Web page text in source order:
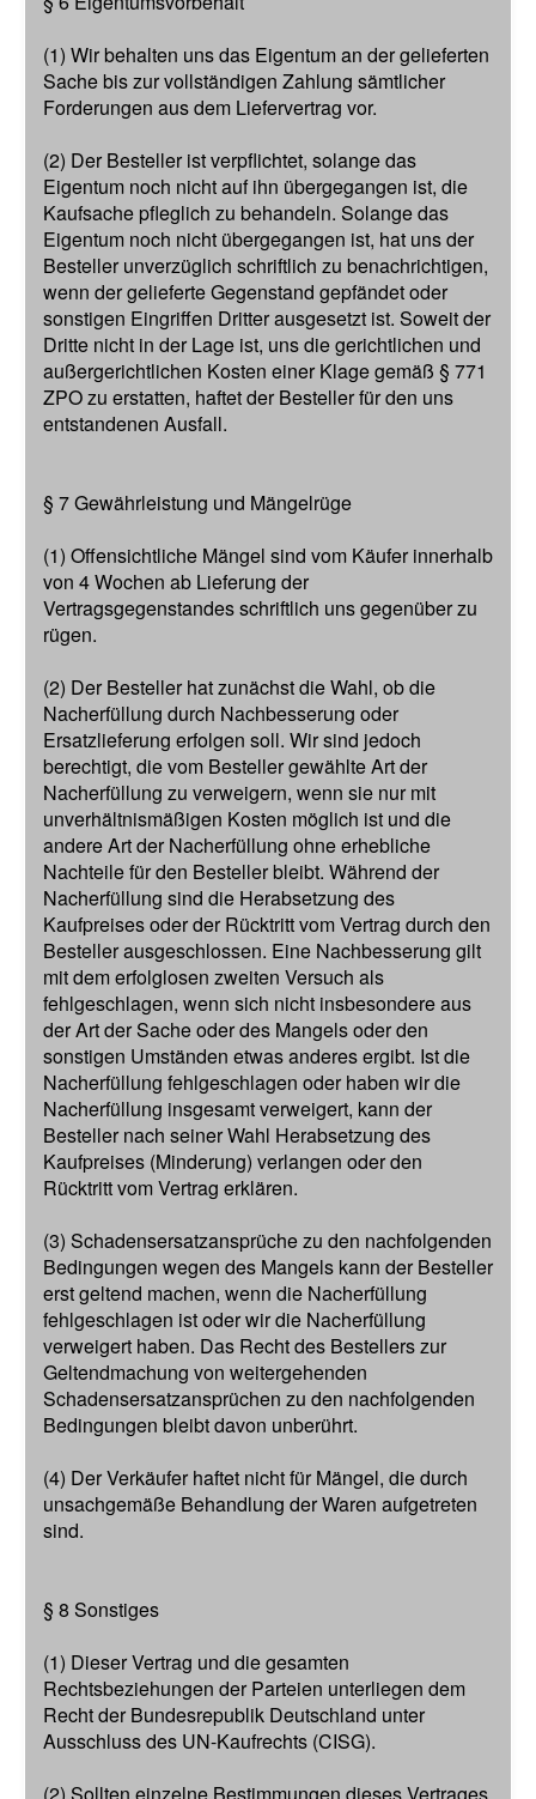
(1) Wir behalten uns das Eigentum an der gelieferten
Sache bis zur vollständigen Zahlung sämtlicher
Forderungen aus dem Liefervertrag vor.
(2) Der Besteller ist verpflichtet, solange das
Eigentum noch nicht auf ihn übergegangen ist, die
Kaufsache pfleglich zu behandeln. Solange das
Eigentum noch nicht übergegangen ist, hat uns der
Besteller unverzüglich schriftlich zu benachrichtigen,
wenn der gelieferte Gegenstand gepfändet oder
sonstigen Eingriffen Dritter ausgesetzt ist. Soweit der
Dritte nicht in der Lage ist, uns die gerichtlichen und
außergerichtlichen Kosten einer Klage gemäß § 771
ZPO zu erstatten, haftet der Besteller für den uns
entstandenen Ausfall.
§ 7 Gewährleistung und Mängelrüge
(1) Offensichtliche Mängel sind vom Käufer innerhalb
von 4 Wochen ab Lieferung der
Vertragsgegenstandes schriftlich uns gegenüber zu
rügen.
(2) Der Besteller hat zunächst die Wahl, ob die
Nacherfüllung durch Nachbesserung oder
Ersatzlieferung erfolgen soll. Wir sind jedoch
berechtigt, die vom Besteller gewählte Art der
Nacherfüllung zu verweigern, wenn sie nur mit
unverhältnismäßigen Kosten möglich ist und die
andere Art der Nacherfüllung ohne erhebliche
Nachteile für den Besteller bleibt. Während der
Nacherfüllung sind die Herabsetzung des
Kaufpreises oder der Rücktritt vom Vertrag durch den
Besteller ausgeschlossen. Eine Nachbesserung gilt
mit dem erfolglosen zweiten Versuch als
fehlgeschlagen, wenn sich nicht insbesondere aus
der Art der Sache oder des Mangels oder den
sonstigen Umständen etwas anderes ergibt. Ist die
Nacherfüllung fehlgeschlagen oder haben wir die
Nacherfüllung insgesamt verweigert, kann der
Besteller nach seiner Wahl Herabsetzung des
Kaufpreises (Minderung) verlangen oder den
Rücktritt vom Vertrag erklären.
(3) Schadensersatzansprüche zu den nachfolgenden
Bedingungen wegen des Mangels kann der Besteller
erst geltend machen, wenn die Nacherfüllung
fehlgeschlagen ist oder wir die Nacherfüllung
verweigert haben. Das Recht des Bestellers zur
Geltendmachung von weitergehenden
Schadensersatzansprüchen zu den nachfolgenden
Bedingungen bleibt davon unberührt.
(4) Der Verkäufer haftet nicht für Mängel, die durch
unsachgemäße Behandlung der Waren aufgetreten
sind.
§ 8 Sonstiges
(1) Dieser Vertrag und die gesamten
Rechtsbeziehungen der Parteien unterliegen dem
Recht der Bundesrepublik Deutschland unter
Ausschluss des UN-Kaufrechts (CISG).
(2) Sollten einzelne Bestimmungen dieses Vertrages